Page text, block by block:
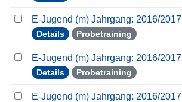
E-Jugend (m) Jahrgang: 2016/2017
Details Probetraining
E-Jugend (m) Jahrgang: 2016/2017
Details Probetraining
E-Jugend (m) Jahrgang: 2016/2017